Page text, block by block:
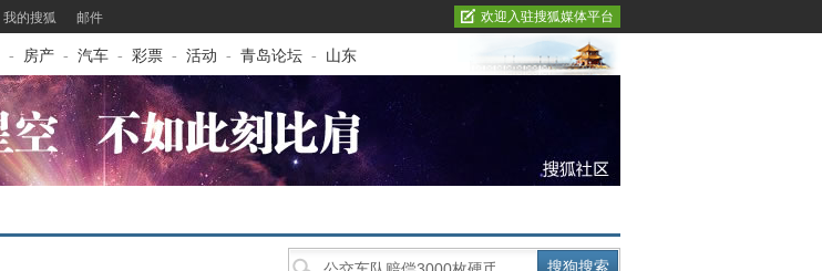
我的搜狐 邮件 欢迎入驻搜狐媒体平台
- 房产 - 汽车 - 彩票 - 活动 - 青岛论坛 - 山东